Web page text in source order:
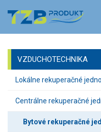
VZDUCHOTECHNIKA
Lokálne rekuperačné
Centrálne rekuperačné
Bytové rekuperačné